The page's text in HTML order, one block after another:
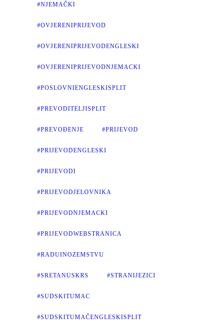
#NJEMAČKI
#OVJERENIPRIJEVOD
#OVJERENIPRIJEVODENGLESKI
#OVJERENIPRIJEVODNJEMACKI
#POSLOVNIENGLESKISPLIT
#PREVODITELJISPLIT
#PREVOĐENJE #PRIJEVOD
#PRIJEVODENGLESKI
#PRIJEVODI
#PRIJEVODJELOVNIKA
#PRIJEVODNJEMACKI
#PRIJEVODWEBSTRANICA
#RADUINOZEMSTVU
#SRETANUSKRS #STRANIJEZICI
#SUDSKITUMAC
#SUDSKITUMAČENGLESKISPLIT